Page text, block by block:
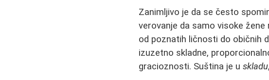
Zanimljivo je da se često
verovanje da samo visoke
od poznatih ličnosti do običnih
izuzetno skladne,
gracioznosti. Suština je uskladu